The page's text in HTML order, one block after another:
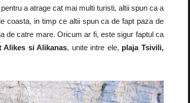
a atrage cat mai multi turisti, altii spun ca a
coasta, in timp ce altii spun ca de fapt paza de
de catre mare. Oricum ar fi, este sigur faptul ca
Alikes si Alikanas, unite intre ele, plaja Tsivili,